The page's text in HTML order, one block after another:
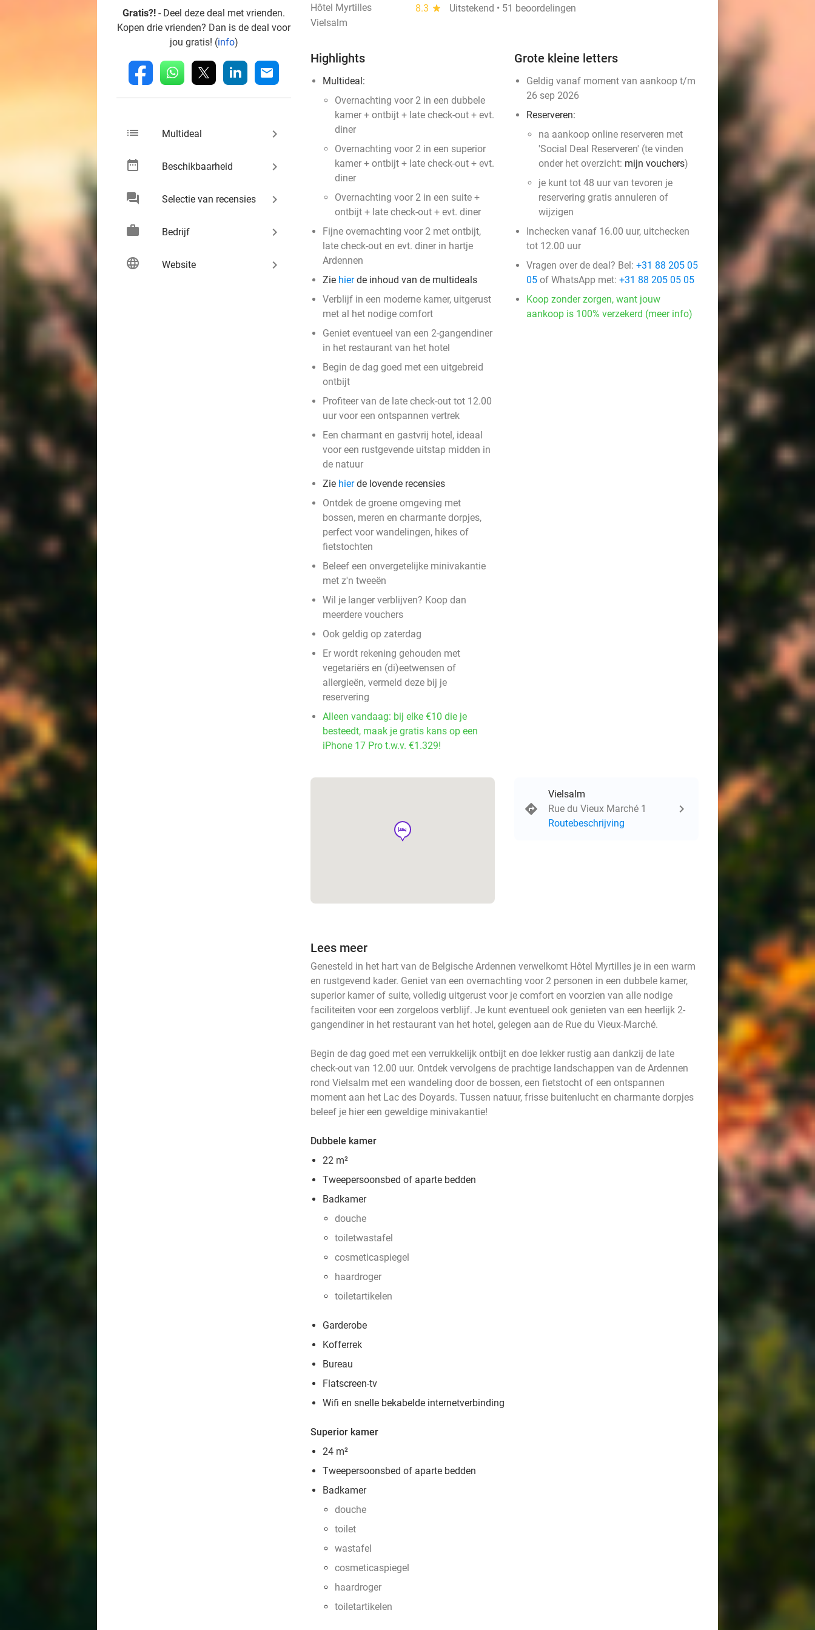
Gratis?! - Deel deze deal met vrienden.
Kopen drie vrienden? Dan is de deal voor
jou gratis! (info)
fb whatsapp linkedin mail
list Multideal keyboard_arrow_right
date_range Beschikbaarheid keyboard_arrow_right
chat Selectie van recensies keyboard_arrow_right
work Bedrijf keyboard_arrow_right
language Website keyboard_arrow_right
Hôtel Myrtilles 8.3 star
Uitstekend • 51 beoordelingen
Vielsalm
Highlights
Multideal:
Overnachting voor 2 in een dubbele
kamer + ontbijt + late check-out + evt.
diner
Overnachting voor 2 in een superior
kamer + ontbijt + late check-out + evt.
diner
Overnachting voor 2 in een suite +
ontbijt + late check-out + evt. diner
Fijne overnachting voor 2 met ontbijt,
late check-out en evt. diner in hartje
Ardennen
Zie hierde inhoud van de multideals
Verblijf in een moderne kamer, uitgerust
met al het nodige comfort
Geniet eventueel van een 2-gangendiner
in het restaurant van het hotel
Begin de dag goed met een uitgebreid
ontbijt
Profiteer van de late check-out tot 12.00
uur voor een ontspannen vertrek
Een charmant en gastvrij hotel, ideaal
voor een rustgevende uitstap midden in
de natuur
Zie hierde lovende recensies
Ontdek de groene omgeving met
bossen, meren en charmante dorpjes,
perfect voor wandelingen, hikes of
fietstochten
Beleef een onvergetelijke minivakantie
met z'n tweeën
Wil je langer verblijven? Koop dan
meerdere vouchers
Ook geldig op zaterdag
Er wordt rekening gehouden met
vegetariërs en (di)eetwensen of
allergieën, vermeld deze bij je
reservering
Alleen vandaag: bij elke €10 die je
besteedt, maak je gratis kans op een
iPhone 17 Pro t.w.v. €1.329!
Grote kleine letters
Geldig vanaf moment van aankoop t/m
26 sep 2026
Reserveren:
na aankoop online reserveren met
'Social Deal Reserveren' (te vinden
onder het overzicht: mijn vouchers)
je kunt tot 48 uur van tevoren je
reservering gratis annuleren of
wijzigen
Inchecken vanaf 16.00 uur, uitchecken
tot 12.00 uur
Vragen over de deal? Bel: +31 88 205 05
05 of WhatsApp met: +31 88 205 05 05
Koop zonder zorgen, want jouw
aankoop is 100% verzekerd (meer info)
hotel
Vielsalm
Rue du Vieux Marché 1
Routebeschrijving
Lees meer
Genesteld in het hart van de Belgische Ardennen verwelkomt Hôtel Myrtilles je in een warm
en rustgevend kader. Geniet van een overnachting voor 2 personen in een dubbele kamer,
superior kamer of suite, volledig uitgerust voor je comfort en voorzien van alle nodige
faciliteiten voor een zorgeloos verblijf. Je kunt eventueel ook genieten van een heerlijk 2-
gangendiner in het restaurant van het hotel, gelegen aan de Rue du Vieux-Marché.
Begin de dag goed met een verrukkelijk ontbijt en doe lekker rustig aan dankzij de late
check-out van 12.00 uur. Ontdek vervolgens de prachtige landschappen van de Ardennen
rond Vielsalm met een wandeling door de bossen, een fietstocht of een ontspannen
moment aan het Lac des Doyards. Tussen natuur, frisse buitenlucht en charmante dorpjes
beleef je hier een geweldige minivakantie!
Dubbele kamer
22 m²
Tweepersoonsbed of aparte bedden
Badkamer
douche
toiletwastafel
cosmeticaspiegel
haardroger
toiletartikelen
Garderobe
Kofferrek
Bureau
Flatscreen-tv
Wifi en snelle bekabelde internetverbinding
Superior kamer
24 m²
Tweepersoonsbed of aparte bedden
Badkamer
douche
toilet
wastafel
cosmeticaspiegel
haardroger
toiletartikelen